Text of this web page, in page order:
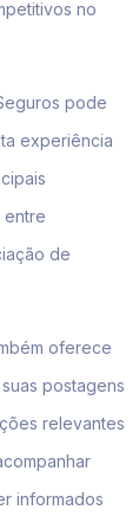
no
pode
experiência
entre
de
oferece
postagens
relevantes
informados